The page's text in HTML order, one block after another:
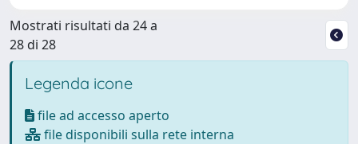
Mostrati risultati da 24 a
28 di 28
Legenda icone
file ad accesso aperto
file disponibili sulla rete interna